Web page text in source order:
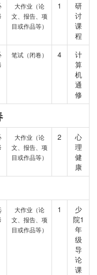
大作业（论
文、报告、项
目或作品等）
1
研
讨
课
程
笔试（闭卷） 4
计
算
机
通
修
大作业（论
文、报告、项
目或作品等）
2
心
理
健
康
大作业（论
文、报告、项
目或作品等）
1
少
院1
年
级
导
论
课